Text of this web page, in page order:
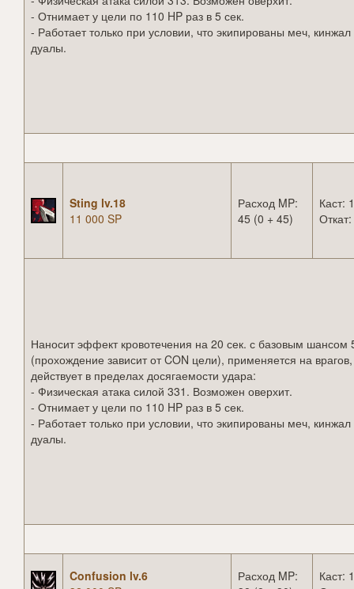
- Отнимает у цели по 110 HP раз в 5 сек.
- Работает только при условии, что экипированы меч,
дуалы.
Sting lv.18
11 000 SP
Расход MP:
45 (0 + 45)
Каст:
Наносит эффект кровотечения на 20 сек. с базовым шансом
(прохождение зависит от CON цели), применяется на врагов,
действует в пределах досягаемости удара:
- Физическая атака силой 331. Возможен оверхит.
- Отнимает у цели по 110 HP раз в 5 сек.
- Работает только при условии, что экипированы меч,
дуалы.
Confusion lv.6
Расход MP:
Каст: